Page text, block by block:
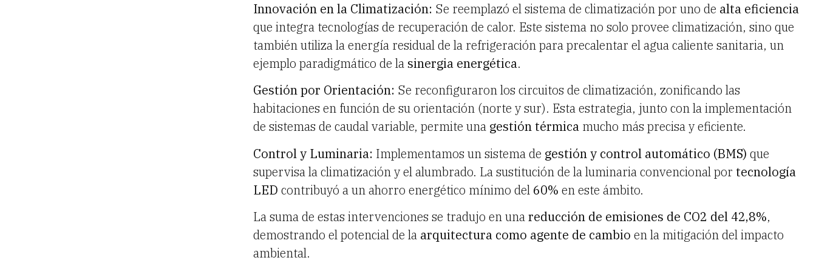
Innovación en la Climatización: Se reemplazó el sistema de climatización por uno de alta eficiencia
que integra tecnologías de recuperación de calor. Este sistema no solo provee climatización, sino que
también utiliza la energía residual de la refrigeración para precalentar el agua caliente sanitaria, un
ejemplo paradigmático de la sinergia energética.
Gestión por Orientación: Se reconfiguraron los circuitos de climatización, zonificando las
habitaciones en función de su orientación (norte y sur). Esta estrategia, junto con la implementación
de sistemas de caudal variable, permite una gestión térmica mucho más precisa y eficiente.
Control y Luminaria: Implementamos un sistema de gestión y control automático (BMS) que
supervisa la climatización y el alumbrado. La sustitución de la luminaria convencional por tecnología
LED contribuyó a un ahorro energético mínimo del 60% en este ámbito.
La suma de estas intervenciones se tradujo en unareducción de emisiones de CO2 del 42,8%,
demostrando el potencial de la arquitectura como agente de cambio en la mitigación del impacto
ambiental.